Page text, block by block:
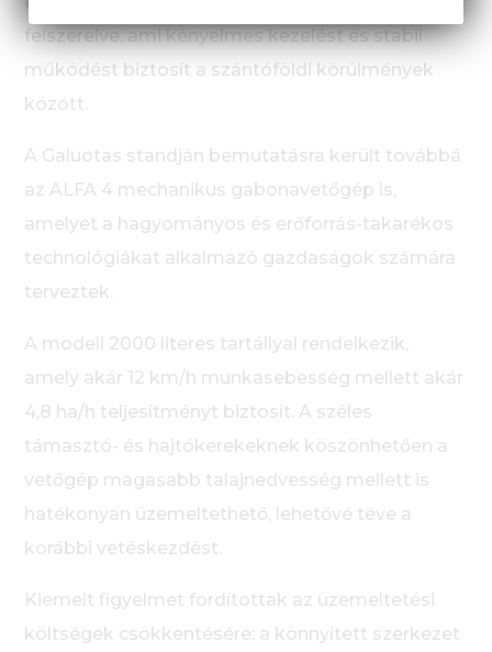
felszerelve, ami kényelmes kezelést és stabil
működést biztosít a szántóföldi körülmények
között.
A Galuotas standján bemutatásra került továbbá
az ALFA 4 mechanikus gabonavetőgép is,
amelyet a hagyományos és erőforrás-takarékos
technológiákat alkalmazó gazdaságok számára
terveztek.
A modell 2000 literes tartállyal rendelkezik,
amely akár 12 km/h munkasebesség mellett akár
4,8 ha/h teljesítményt biztosít. A széles
támasztó- és hajtókerekeknek köszönhetően a
vetőgép magasabb talajnedvesség mellett is
hatékonyan üzemeltethető, lehetővé téve a
korábbi vetéskezdést.
Kiemelt figyelmet fordítottak az üzemeltetési
költségek csökkentésére: a könnyített szerkezet